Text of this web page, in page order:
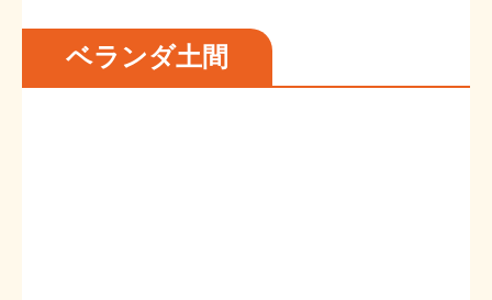
ベランダ土間